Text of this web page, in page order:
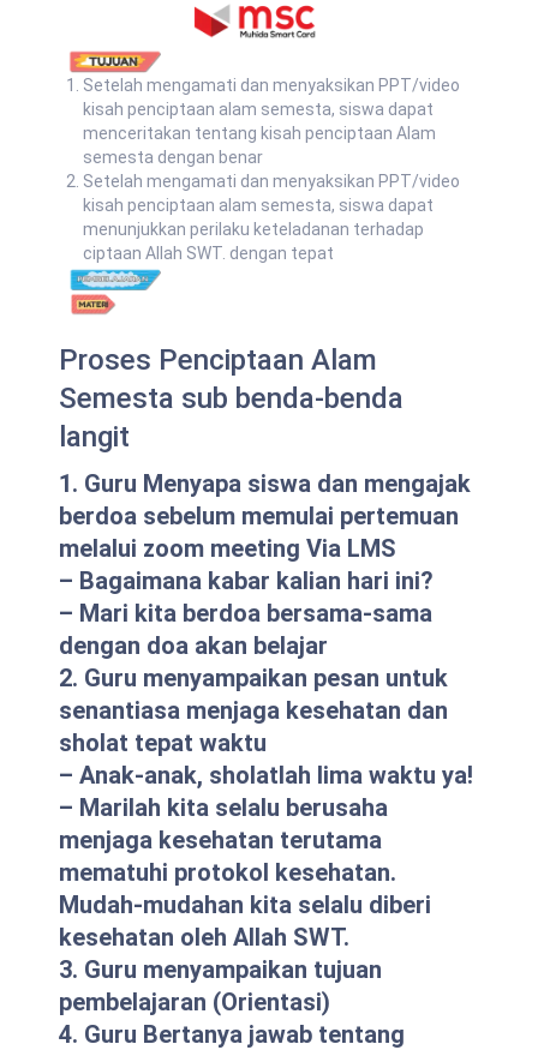
Setelah mengamati dan menyaksikan PPT/video
kisah penciptaan alam semesta, siswa dapat
menceritakan tentang kisah penciptaan Alam
semesta dengan benar
Setelah mengamati dan menyaksikan PPT/video
kisah penciptaan alam semesta, siswa dapat
menunjukkan perilaku keteladanan terhadap
ciptaan Allah SWT. dengan tepat
Proses Penciptaan Alam
Semesta sub benda-benda
langit
1. Guru Menyapa siswa dan mengajak
berdoa sebelum memulai pertemuan
melalui zoom meeting Via LMS
– Bagaimana kabar kalian hari ini?
– Mari kita berdoa bersama-sama
dengan doa akan belajar
2. Guru menyampaikan pesan untuk
senantiasa menjaga kesehatan dan
sholat tepat waktu
– Anak-anak, sholatlah lima waktu ya!
– Marilah kita selalu berusaha
menjaga kesehatan terutama
mematuhi protokol kesehatan.
Mudah-mudahan kita selalu diberi
kesehatan oleh Allah SWT.
3. Guru menyampaikan tujuan
pembelajaran (Orientasi)
4. Guru Bertanya jawab tentang